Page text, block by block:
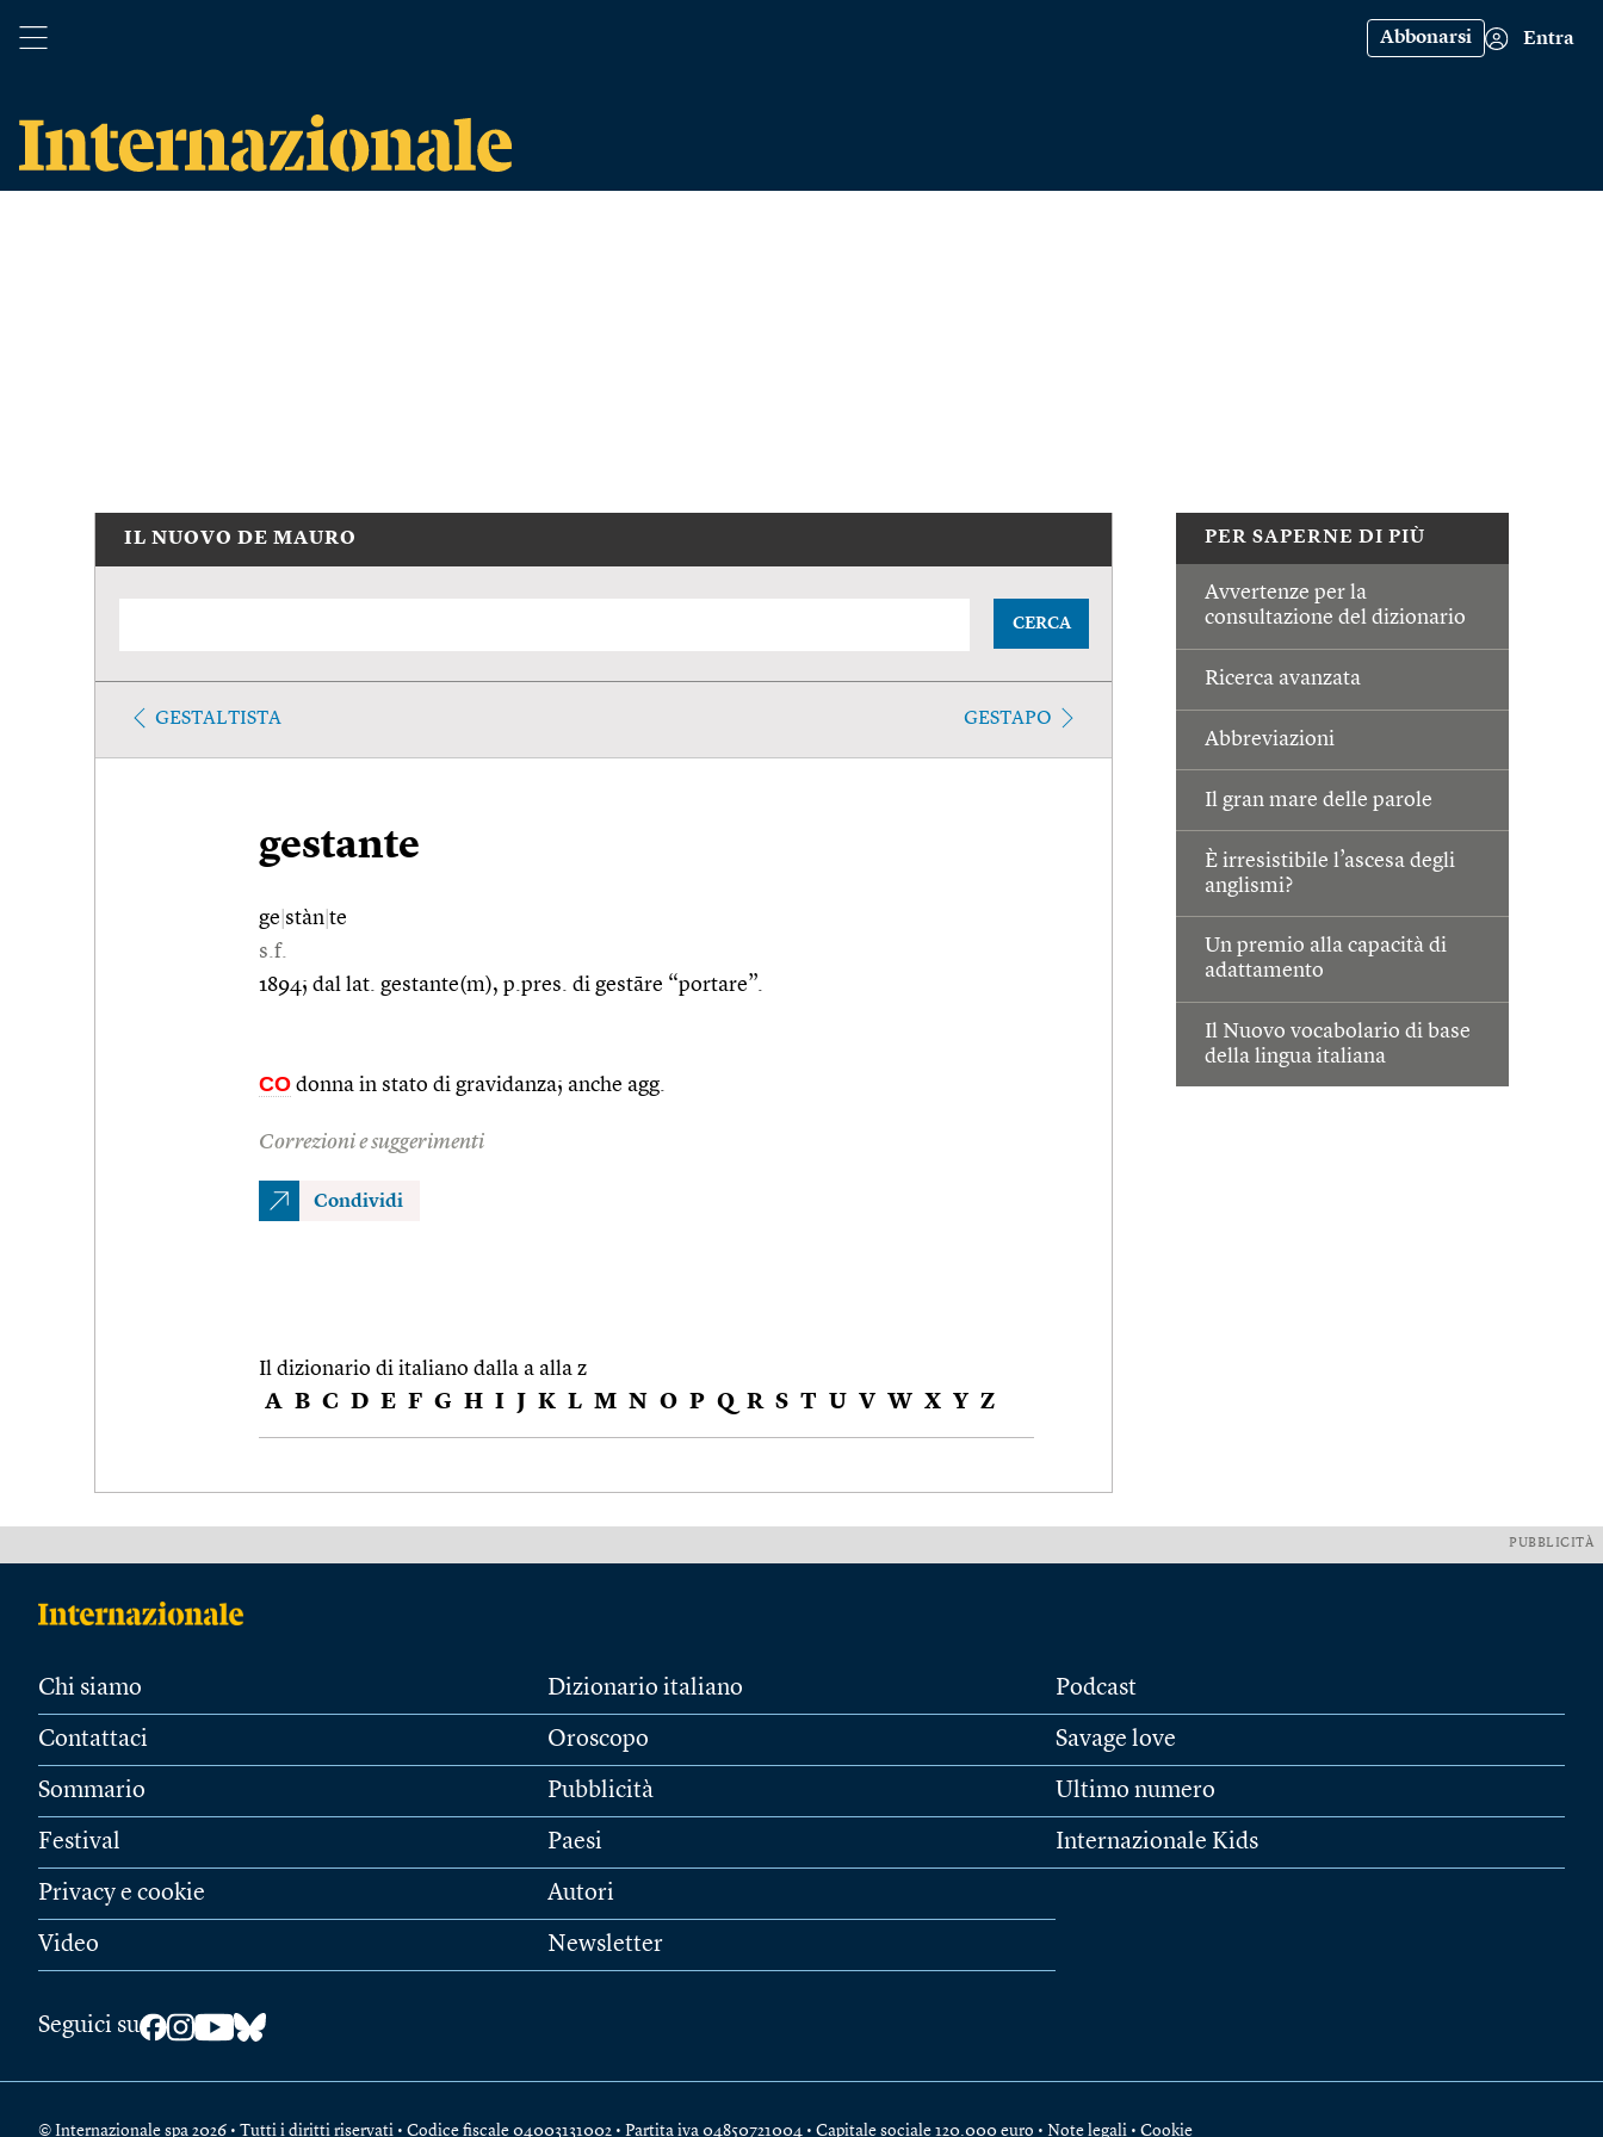
Abbonarsi Entra
PER SAPERNE DI PIÙ
Avvertenze per la
consultazione del dizionario
Ricerca avanzata
Abbreviazioni
Il gran mare delle parole
È irresistibile l’ascesa degli
anglismi?
Un premio alla capacità di
adattamento
Il Nuovo vocabolario di base
della lingua italiana
IL NUOVO DE MAURO
CERCA
GESTALTISTA GESTAPO
gestante
ge stàn te
s.f.
1894; dal lat. gestante(m), p.pres. di gestāre “portare”.
CO donna in stato di gravidanza; anche agg.
Correzioni e suggerimenti
Condividi
Il dizionario di italiano dalla a alla z
A B C D E F G H I J K L M N O P Q R S T U V W X Y Z
PUBBLICITÀ
Chi siamo
Contattaci
Sommario
Festival
Privacy e cookie
Video
Dizionario italiano
Oroscopo
Pubblicità
Paesi
Autori
Newsletter
Podcast
Savage love
Ultimo numero
Internazionale Kids
Seguici su
© Internazionale spa 2026 • Tutti i diritti riservati • Codice fiscale 04003131002 • Partita iva 04850721004 • Capitale sociale 120.000 euro • Note legali • Cookie